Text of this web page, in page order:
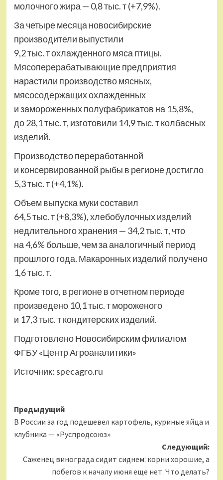
молочного жира — 0,8 тыс. т (+7,9%).
За четыре месяца новосибирские
производители выпустили
9,2 тыс. т охлажденного мяса птицы.
Мясоперерабатывающие предприятия
нарастили производство мясных,
мясосодержащих охлажденных
и замороженных полуфабрикатов на 15,8%,
до 28,1 тыс. т, изготовили 14,9 тыс. т колбасных
изделий.
Производство переработанной
и консервированной рыбы в регионе достигло
5,3 тыс. т (+4,1%).
Объем выпуска муки составил
64,5 тыс. т (+8,3%), хлебобулочных изделий
недлительного хранения — 34,2 тыс. т, что
на 4,6% больше, чем за аналогичный период
прошлого года. Макаронных изделий получено
1,6 тыс. т.
Кроме того, в регионе в отчетном периоде
произведено 10,1 тыс. т мороженого
и 17,3 тыс. т кондитерских изделий.
Подготовлено Новосибирским филиалом
ФГБУ «Центр Агроаналитики»
Источник: specagro.ru
Навигация
записи
Предыдущий
В России за год подешевел картофель, куриные яйца и
клубника — «Руспродсоюз»
Следующий:
Саженец винограда сидит сиднем: корни хорошие, а
побегов к началу июня еще нет. Что делать?